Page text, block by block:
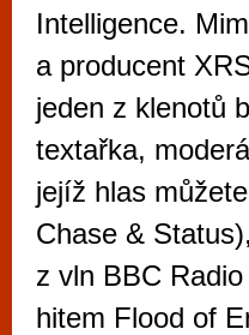
Intelligence.
a producent
jeden z klenotů
textařka,
jejíž hlas
Chase &
z vln BBC
hitem Flood of
vyzkoušet různé
metropoli
po moderní
příležitostné